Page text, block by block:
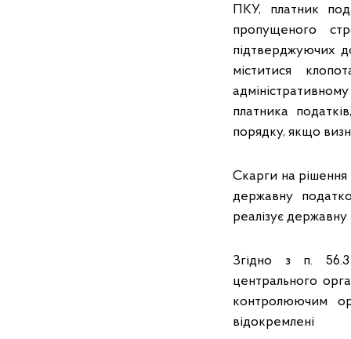
ПКУ, платник
пропущеного
підтверджуючих
міститися
платника
порядку, якщо
Скарги на рішення
державну
реалізує державну
Згідно з п.
центрального
контролюючим